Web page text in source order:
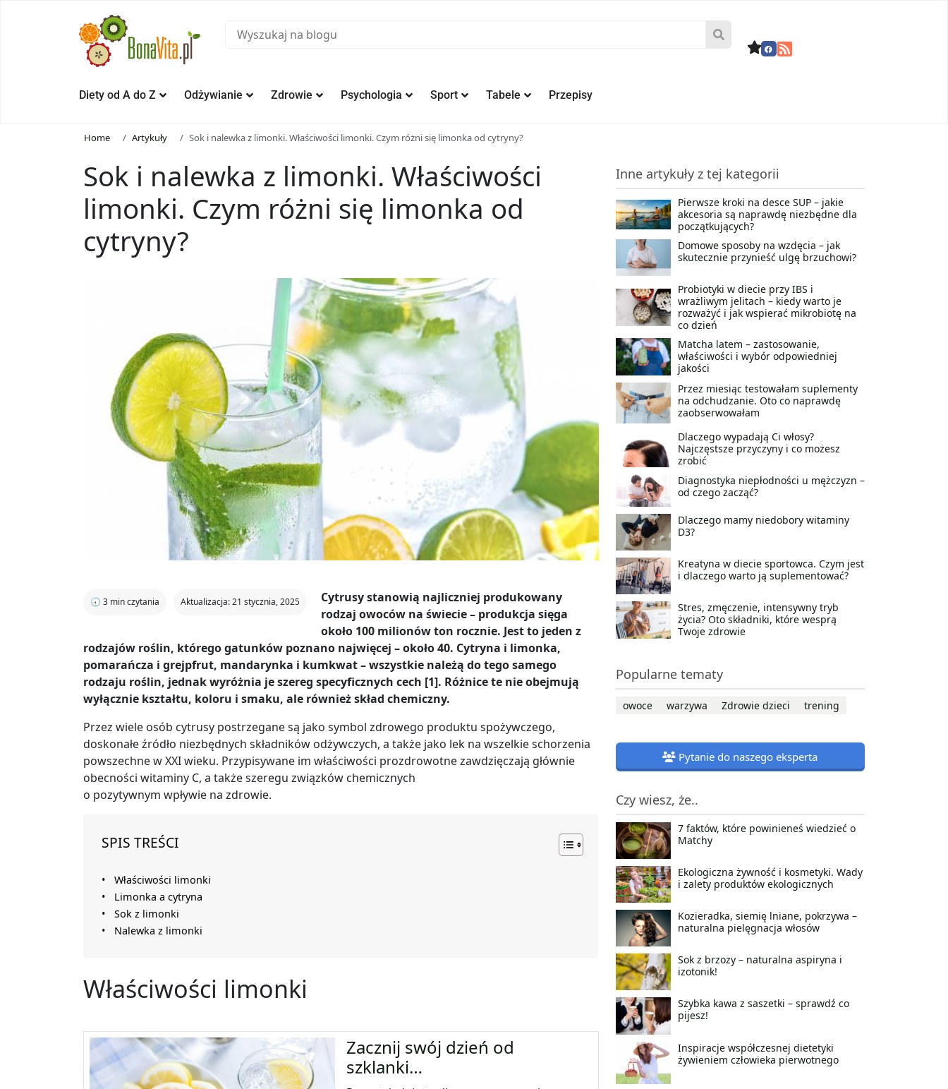
Diety od A do Z Odżywianie Zdrowie Psychologia Sport Tabele Przepisy
Home Artykuły Sok i nalewka z limonki. Właściwości limonki. Czym różni się limonka od cytryny?
Sok i nalewka z limonki. Właściwości
limonki. Czym różni się limonka od
cytryny?
🕣 3 min czytania Aktualizacja: 21 stycznia, 2025
Cytrusy stanowią najliczniej produkowany
rodzaj owoców na świecie – produkcja sięga
około 100 milionów ton rocznie. Jest to jeden z
rodzajów roślin, którego gatunków poznano najwięcej – około 40. Cytryna i limonka,
pomarańcza i grejpfrut, mandarynka i kumkwat – wszystkie należą do tego samego
rodzaju roślin, jednak wyróżnia je szereg specyficznych cech [1]. Różnice te nie obejmują
wyłącznie kształtu, koloru i smaku, ale również skład chemiczny.
Przez wiele osób cytrusy postrzegane są jako symbol zdrowego produktu spożywczego,
doskonałe źródło niezbędnych składników odżywczych, a także jako lek na wszelkie schorzenia
powszechne w XXI wieku. Przypisywane im właściwości prozdrowotne zawdzięczają głównie
obecności witaminy C, a także szeregu związków chemicznych
o pozytywnym wpływie na zdrowie.
SPIS TREŚCI
Właściwości limonki
Limonka a cytryna
Sok z limonki
Nalewka z limonki
Właściwości limonki
Zacznij swój dzień od
szklanki…
Inne artykuły z tej kategorii
Pierwsze kroki na desce SUP – jakie
akcesoria są naprawdę niezbędne dla
początkujących?
Domowe sposoby na wzdęcia – jak
skutecznie przynieść ulgę brzuchowi?
Probiotyki w diecie przy IBS i
wrażliwym jelitach – kiedy warto je
rozważyć i jak wspierać mikrobiotę na
co dzień
Matcha latem – zastosowanie,
właściwości i wybór odpowiedniej
jakości
Przez miesiąc testowałam suplementy
na odchudzanie. Oto co naprawdę
zaobserwowałam
Dlaczego wypadają Ci włosy?
Najczęstsze przyczyny i co możesz
zrobić
Diagnostyka niepłodności u mężczyzn –
od czego zacząć?
Dlaczego mamy niedobory witaminy
D3?
Kreatyna w diecie sportowca. Czym jest
i dlaczego warto ją suplementować?
Stres, zmęczenie, intensywny tryb
życia? Oto składniki, które wesprą
Twoje zdrowie
Popularne tematy
owoce warzywa Zdrowie dzieci trening
Pytanie do naszego eksperta
Czy wiesz, że..
7 faktów, które powinieneś wiedzieć o
Matchy
Ekologiczna żywność i kosmetyki. Wady
i zalety produktów ekologicznych
Kozieradka, siemię lniane, pokrzywa –
naturalna pielęgnacja włosów
Sok z brzozy – naturalna aspiryna i
izotonik!
Szybka kawa z saszetki – sprawdź co
pijesz!
Inspiracje współczesnej dietetyki
żywieniem człowieka pierwotnego